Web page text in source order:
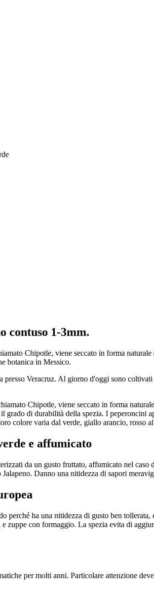
contuso 1-3mm.
Chipotle, viene seccato in forma
botanica in Messico.
presso Veracruz. Al giorno d'oggi sono
Chipotle, viene seccato in forma
grado di durabilità della spezia. I
colore varia dal verde, giallo arancio, rosso
e affumicato
da un gusto fruttato, affumicato nel
Danno una nitidezza di sapori
perché ha una nitidezza di gusto ben
e zuppe con formaggio. La spezia evita di
per molti anni. Particolare attenzione